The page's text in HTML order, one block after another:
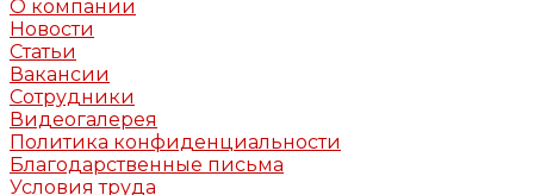
О компании
Новости
Статьи
Вакансии
Сотрудники
Видеогалерея
Политика конфиденциальности
Благодарственные письма
Условия труда